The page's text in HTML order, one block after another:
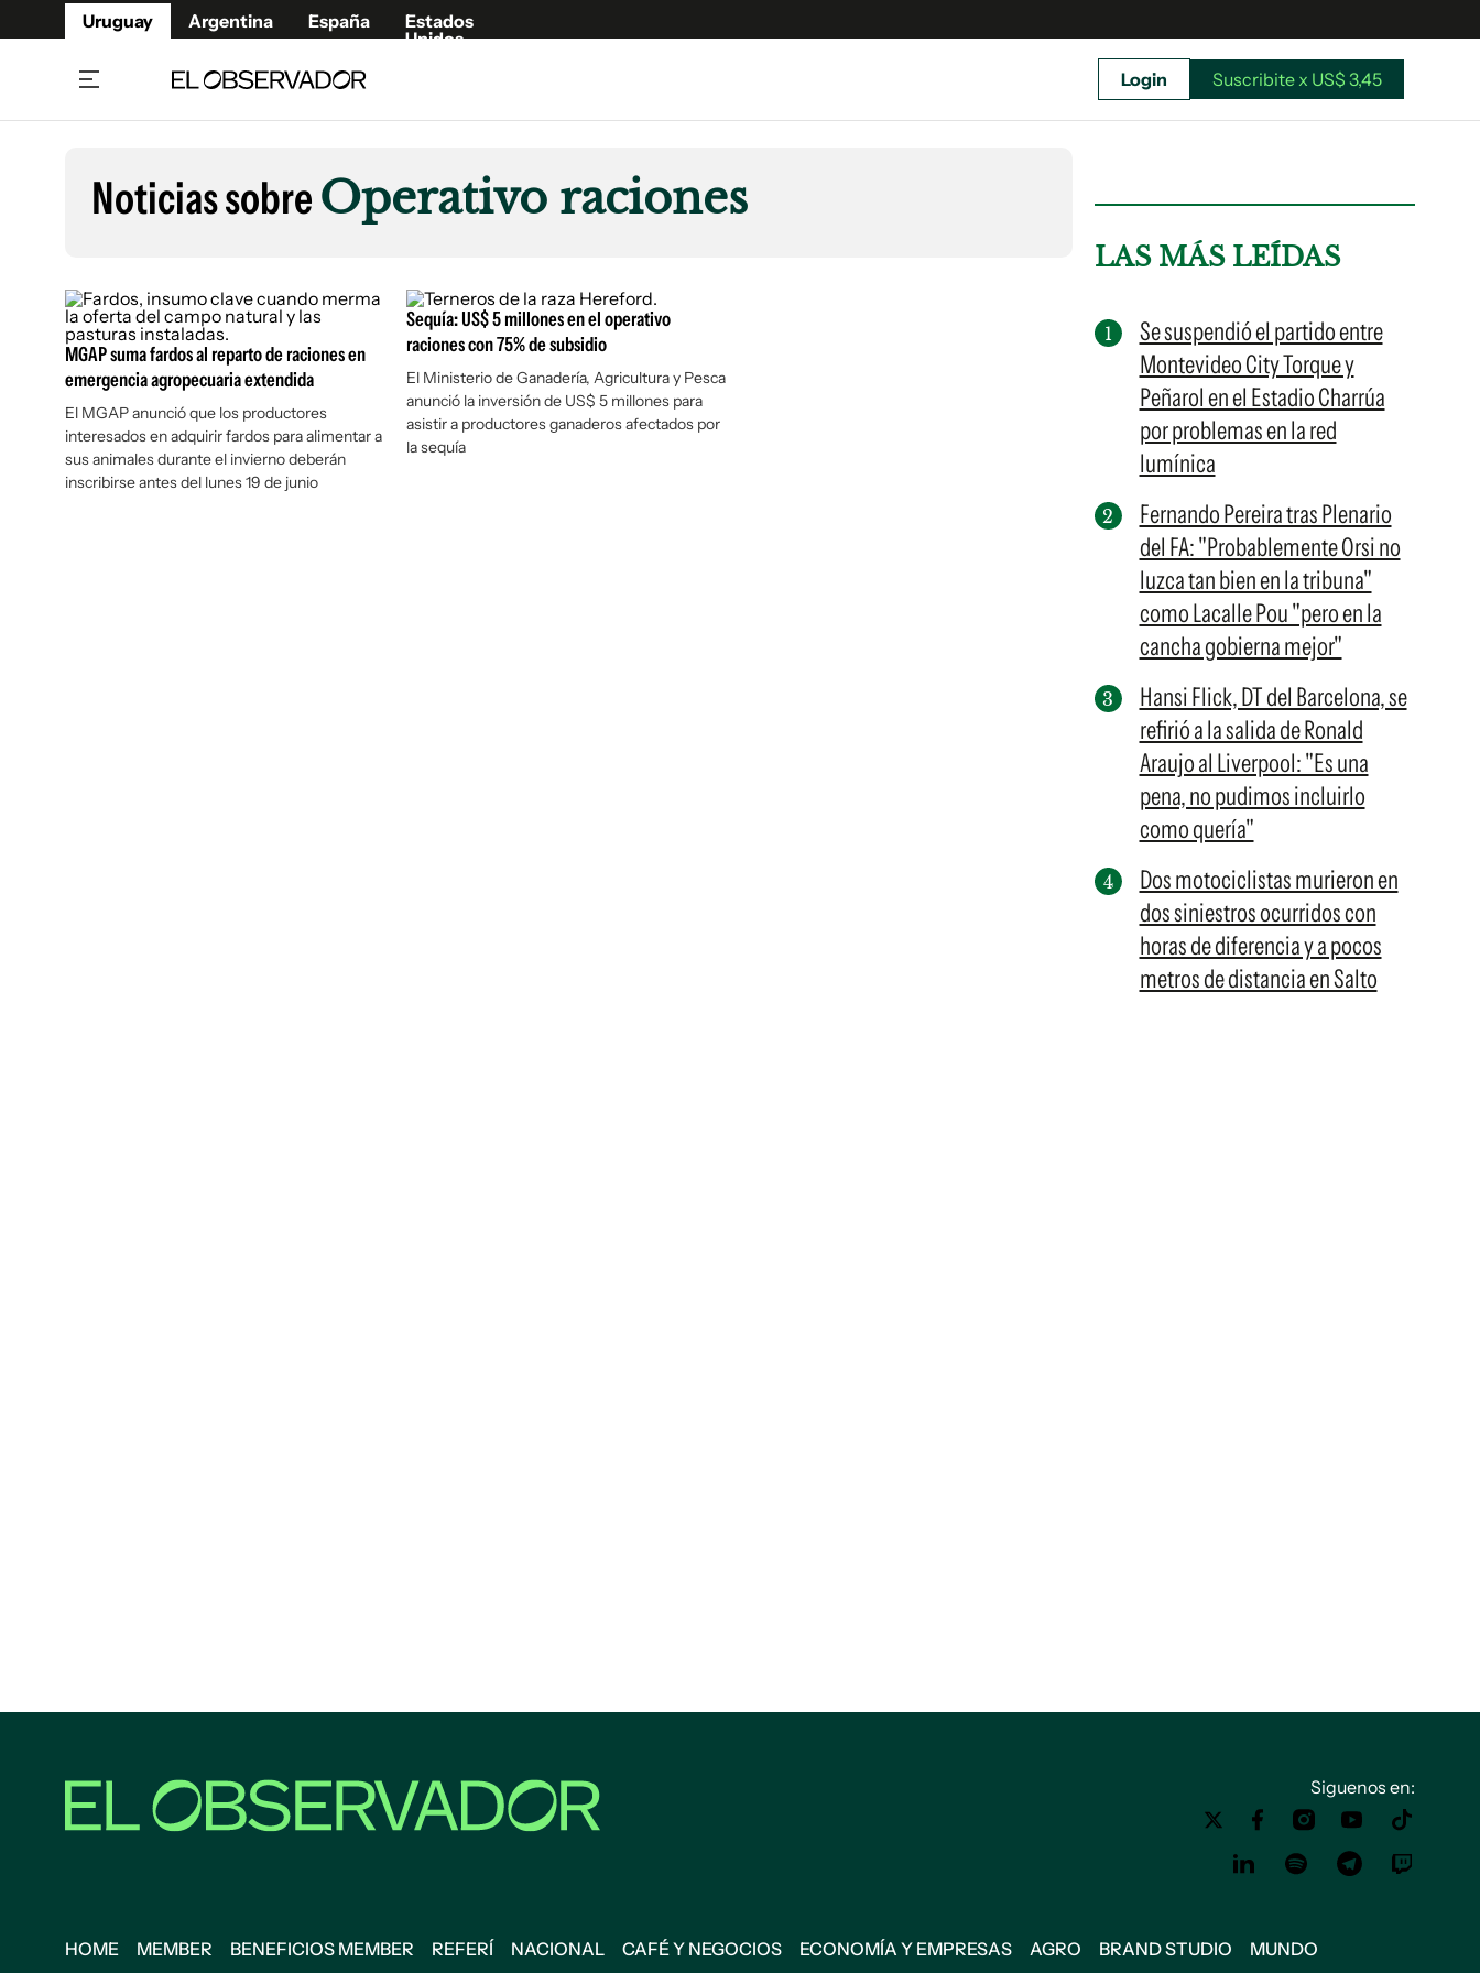
Uruguay Argentina España
Estados
Unidos
Beneficios Member
Café y Negocios
Economía y Empresas
Agro
Brand Studio
Mundo
Cultura y Espectáculos
Fúnebres
Publicaciones
Newsletters
Argentina
España
Estados Unidos
Suscribite x US$ 3,45
Login Suscribite x US$ 3,45
Noticias sobreOperativo raciones
MGAP suma fardos al reparto de raciones en
emergencia agropecuaria extendida
El MGAP anunció que los productores
interesados en adquirir fardos para alimentar a
sus animales durante el invierno deberán
inscribirse antes del lunes 19 de junio
Sequía: US$ 5 millones en el operativo
raciones con 75% de subsidio
El Ministerio de Ganadería, Agricultura y Pesca
anunció la inversión de US$ 5 millones para
asistir a productores ganaderos afectados por
la sequía
LAS MÁS LEÍDAS
Se suspendió el partido entre
Montevideo City Torque y
Peñarol en el Estadio Charrúa
por problemas en la red
lumínica
Fernando Pereira tras Plenario
del FA: "Probablemente Orsi no
luzca tan bien en la tribuna"
como Lacalle Pou "pero en la
cancha gobierna mejor"
Hansi Flick, DT del Barcelona, se
refirió a la salida de Ronald
Araujo al Liverpool: "Es una
pena, no pudimos incluirlo
como quería"
Dos motociclistas murieron en
dos siniestros ocurridos con
horas de diferencia y a pocos
metros de distancia en Salto
Siguenos en:
HOME MEMBER BENEFICIOS MEMBER REFERÍ NACIONAL CAFÉ Y NEGOCIOS ECONOMÍA Y EMPRESAS AGRO BRAND STUDIO MUNDO